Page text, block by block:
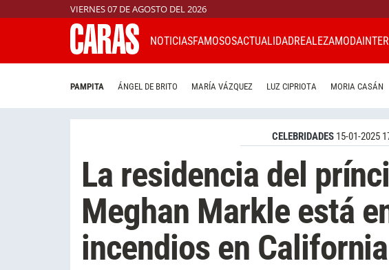
VIERNES 07 DE AGOSTO DEL 2026
NOTICIASFAMOSOSACTUALIDADREALEZAMODA
PAMPITA ÁNGEL DE BRITO MARÍA VÁZQUEZ LUZ CIPRIOTA MORIA CASÁN
CELEBRIDADES 15-01-2025
La residencia del
Meghan Markle está
incendios en California